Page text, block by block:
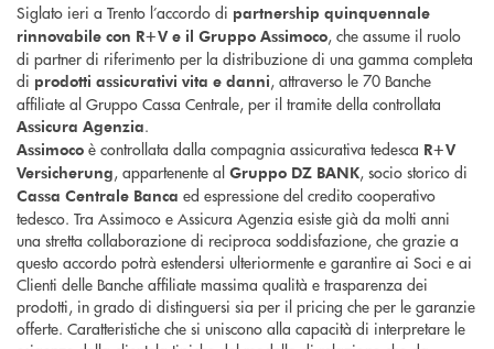
Siglato ieri a Trento l’accordo di partnership quinquennale
rinnovabile con R+V e il Gruppo Assimoco, che assume il ruolo
di partner di riferimento per la distribuzione di una gamma completa
di prodotti assicurativi vita e danni, attraverso le 70 Banche
affiliate al Gruppo Cassa Centrale, per il tramite della controllata
Assicura Agenzia.
Assimoco è controllata dalla compagnia assicurativa tedesca R+V
Versicherung, appartenente al Gruppo DZ BANK, socio storico di
Cassa Centrale Banca ed espressione del credito cooperativo
tedesco. Tra Assimoco e Assicura Agenzia esiste già da molti anni
una stretta collaborazione di reciproca soddisfazione, che grazie a
questo accordo potrà estendersi ulteriormente e garantire ai Soci e ai
Clienti delle Banche affiliate massima qualità e trasparenza dei
prodotti, in grado di distinguersi sia per il pricing che per le garanzie
offerte. Caratteristiche che si uniscono alla capacità di interpretare le